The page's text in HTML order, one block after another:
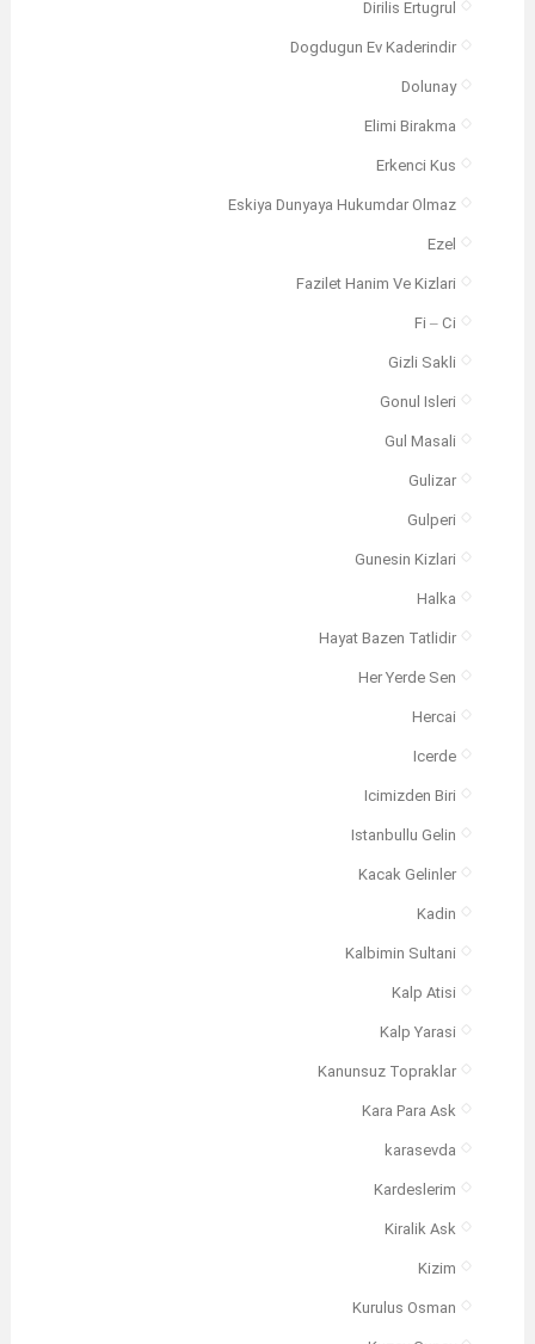
Dirilis Ertugrul
Dogdugun Ev Kaderindir
Dolunay
Elimi Birakma
Erkenci Kus
Eskiya Dunyaya Hukumdar Olmaz
Ezel
Fazilet Hanim Ve Kizlari
Fi – Ci
Gizli Sakli
Gonul Isleri
Gul Masali
Gulizar
Gulperi
Gunesin Kizlari
Halka
Hayat Bazen Tatlidir
Her Yerde Sen
Hercai
Icerde
Icimizden Biri
Istanbullu Gelin
Kacak Gelinler
Kadin
Kalbimin Sultani
Kalp Atisi
Kalp Yarasi
Kanunsuz Topraklar
Kara Para Ask
karasevda
Kardeslerim
Kiralik Ask
Kizim
Kurulus Osman